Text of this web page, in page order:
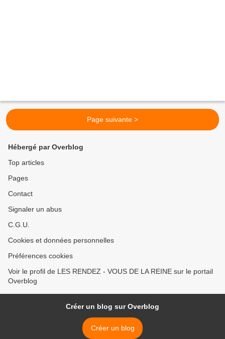
Page suivante >
Hébergé par Overblog
Top articles
Pages
Contact
Signaler un abus
C.G.U.
Cookies et données personnelles
Préférences cookies
Voir le profil de LES RENDEZ - VOUS DE LA REINE sur le portail
Overblog
Créer un blog sur Overblog
Créer un blog